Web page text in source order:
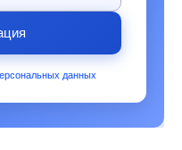
данных